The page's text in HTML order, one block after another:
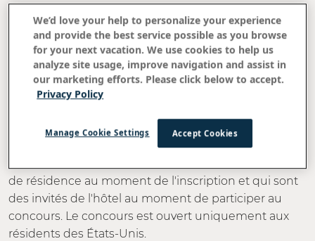
SPONSORISÉ, APPROUVÉ OU ADMINISTRÉ PAR, OU
ASSOCIÉ À FACEBOOK, INSTAGRAM OU TOUT AUTRE
MÉDIA SOCIAL UTILISÉ TOUT AU LONG DU
CONCOURS.
Le concours est ouvert uniquement aux personnes
de résidence au moment de l'inscription et qui sont
des invités de l'hôtel au moment de participer au
concours. Le concours est ouvert uniquement aux
résidents des États-Unis.
We’d love your help to personalize your experience
and provide the best service possible as you browse
for your next vacation. We use cookies to help us
analyze site usage, improve navigation and assist in
our marketing efforts. Please click below to accept.
Privacy Policy
Accept Cookies
Manage Cookie Settings